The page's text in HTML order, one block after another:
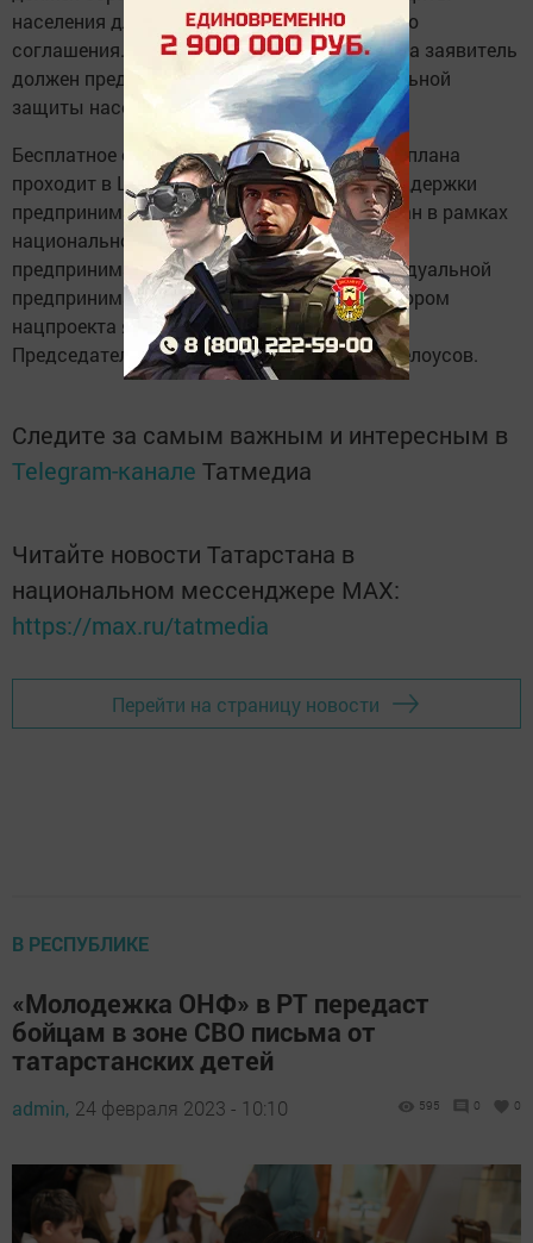
населения для подписания дополнительного
соглашения. После реализации бизнес-плана заявитель
должен предоставить отчет в отдел социальной
защиты населения.
Бесплатное обучение по написанию бизнес-плана
проходит в Центре «Мой бизнес» Фонда поддержки
предпринимательства Республики Татарстан в рамках
национального проекта «Малое и среднее
предпринимательство и поддержка индивидуальной
предпринимательской инициативы». Куратором
нацпроекта является первый заместитель
Председателя Правительства РФ Андрей Белоусов.
Следите за самым важным и интересным в
Telegram-канале Татмедиа
Читайте новости Татарстана в
национальном мессенджере MАХ:
https://max.ru/tatmedia
Перейти на страницу новости
В РЕСПУБЛИКЕ
«Молодежка ОНФ» в РТ передаст
бойцам в зоне СВО письма от
татарстанских детей
admin, 24 февраля 2023 - 10:10 595 0 0